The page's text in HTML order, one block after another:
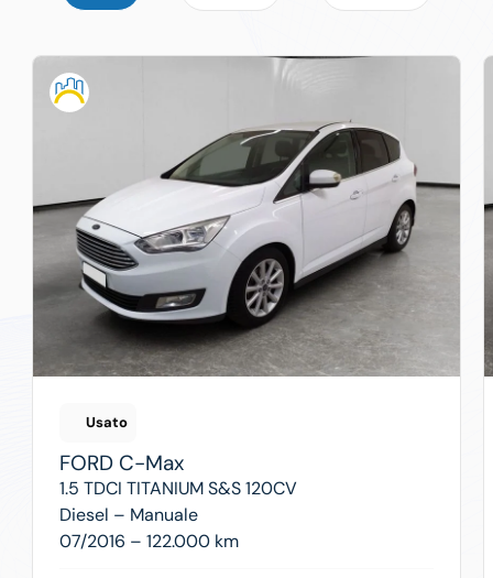
Usato
FORD C-Max
1.5 TDCI TITANIUM S&S 120CV
Diesel – Manuale
07/2016 – 122.000 km